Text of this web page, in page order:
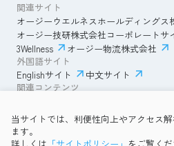
当サイトでは、利便性向上やアクセス
ます。
関連サイト
オージーウエルネスホールディングス
オージー技研株式会社コーポレートサ
3Wellness
オージー物流株式会社
外国語サイト
Englishサイト
中文サイト
関連コンテンツ
透明性ガイドライン
プライバシーポリシー
OG